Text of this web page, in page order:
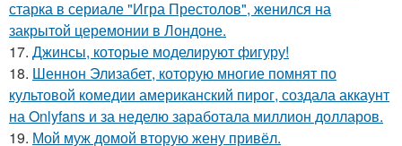
старка в сериале "Игра Престолов", женился на
закрытой церемонии в Лондоне.
17. Джинсы, которые моделируют фигуру!
18. Шеннон Элизабет, которую многие помнят по
культовой комедии американский пирог, создала аккаунт
на Onlyfans и за неделю заработала миллион долларов.
19. Мой муж домой вторую жену привёл.